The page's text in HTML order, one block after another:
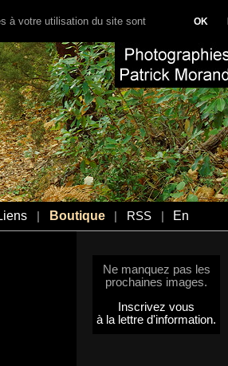
Boutique RSS En
Ne manquez pas les
prochaines images.
Inscrivez vous
à la lettre d'information.
à votre utilisation du site sont
OK